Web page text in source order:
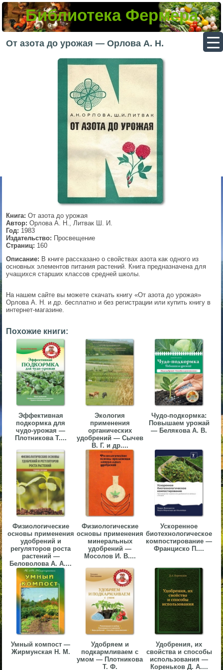
Библиотека Фермера
От азота до урожая — Орлова А. Н.
Книга: От азота до урожая
Автор: Орлова А. Н., Литвак Ш. И.
Год: 1983
Издательство: Просвещение
Страниц: 160
Описание: В книге рассказано о свойствах азота как одного из
основных элементов питания растений. Книга предназначена для
учащихся старших классов средней школы.
На нашем сайте вы можете скачать книгу «От азота до урожая»
Орлова А. Н. и др. бесплатно и без регистрации или купить книгу в
интернет-магазине.
Похожие книги:
Эффективная
подкормка для
чудо-урожая —
Плотникова Т....
Экология
применения
органических
удобрений — Сычев
В. Г. и др....
Чудо-подкормка:
Повышаем урожай
— Белякова А. В.
Физиологические
основы применения
удобрений и
регуляторов роста
растений —
Беловолова А. А....
Физиологические
основы применения
минеральных
удобрений —
Мосолов И. В....
Ускоренное
биотехнологическое
компостирование —
Франциско П....
Умный компост —
Жирмунская Н. М.
Удобряем и
подкармливаем с
умом — Плотникова
Т. Ф.
Удобрения, их
свойства и способы
использования —
Кореньков Д. А....
▼
▼
▼
▼
▼
▼
▼